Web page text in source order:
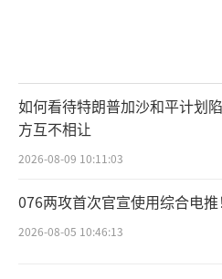
刻”评价同样引发连锁
要贸易伙伴高度关注
容。一些欧洲和亚洲的
过外交渠道了解相关情
对全球产业链和地缘经
步反应认为，中美两国
要引擎，如果能够建立
如何看待特朗普加沙和平计划
方互不相让
2026-08-09 10:11:03
076两攻首次官宣使用综合电推！
2026-08-05 10:46:13